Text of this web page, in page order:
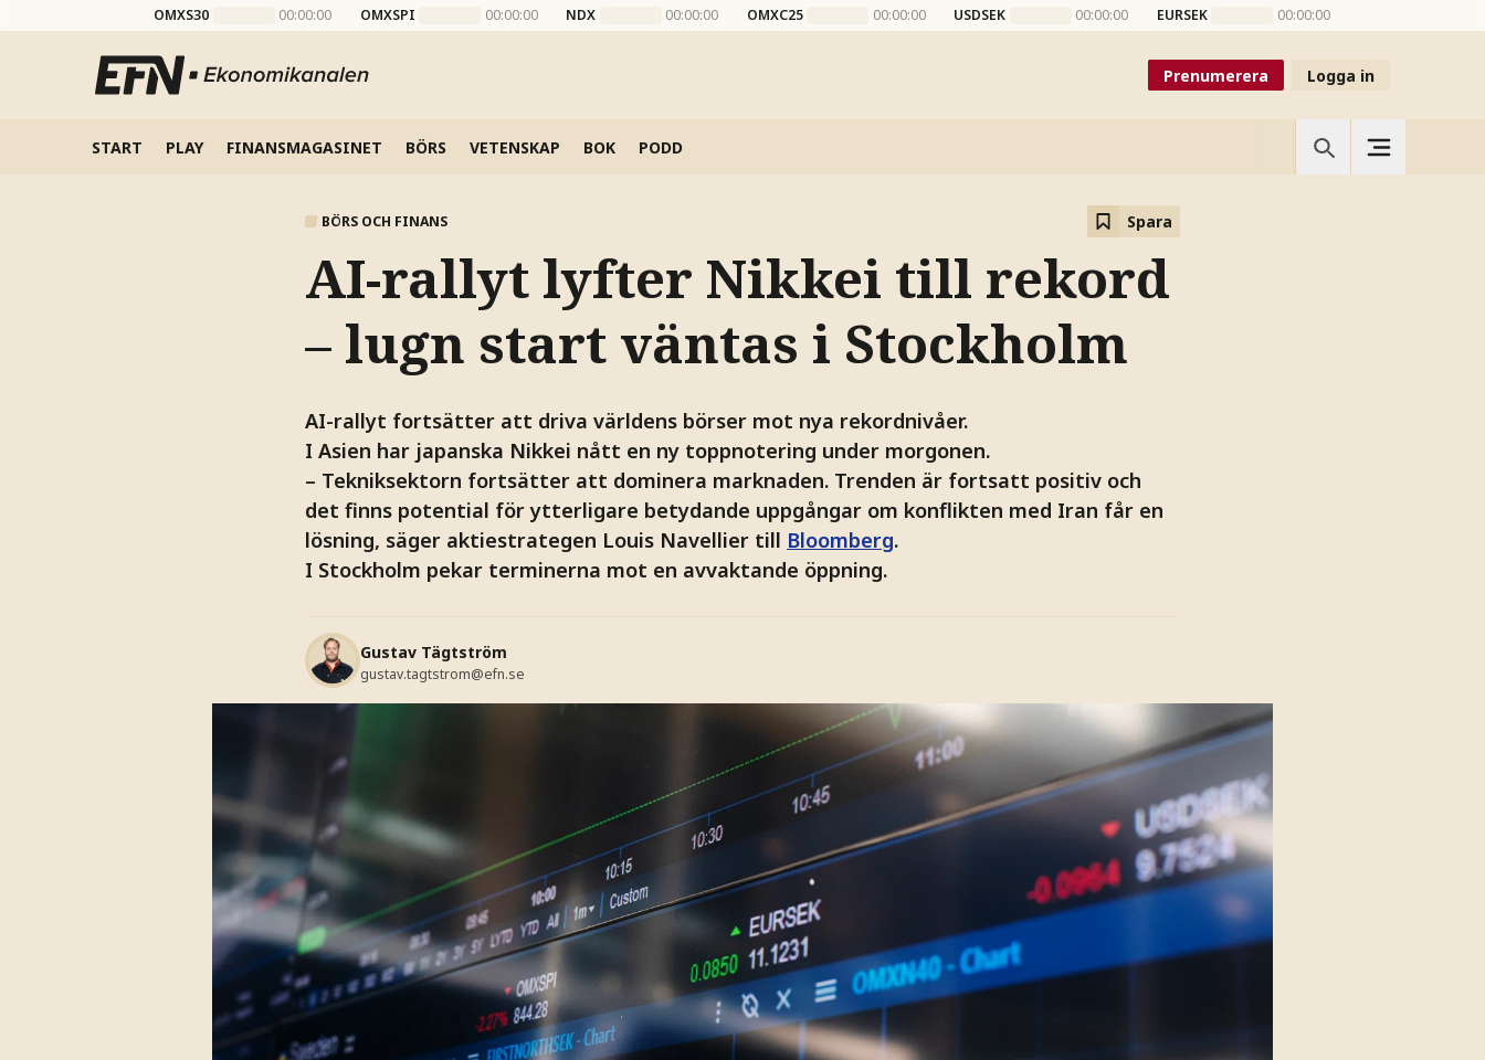
OMXS30 00:00:00 OMXSPI 00:00:00 NDX 00:00:00 OMXC25 00:00:00 USDSEK 00:00:00 EURSEK 00:00:00
Prenumerera Logga in
START PLAY FINANSMAGASINET BÖRS VETENSKAP BOK PODD
BÖRS OCH FINANS Spara
AI-rallyt lyfter Nikkei till rekord
– lugn start väntas i Stockholm
AI-rallyt fortsätter att driva världens börser mot nya rekordnivåer.
I Asien har japanska Nikkei nått en ny toppnotering under morgonen.
– Tekniksektorn fortsätter att dominera marknaden. Trenden är fortsatt positiv och
det finns potential för ytterligare betydande uppgångar om konflikten med Iran får en
lösning, säger aktiestrategen Louis Navellier till Bloomberg.
I Stockholm pekar terminerna mot en avvaktande öppning.
Gustav Tägtström
gustav.tagtstrom@efn.se